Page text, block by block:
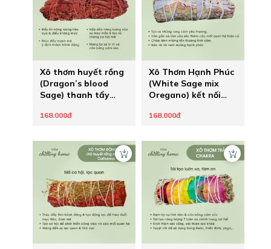
Xô thơm huyết rồng
(Dragon’s blood
Sage) thanh tẩy
mắn
168.000đ
Xô Thơm Hạnh Phúc
(White Sage mix
Oregano) kết nối
mãnh liệt
168.000đ